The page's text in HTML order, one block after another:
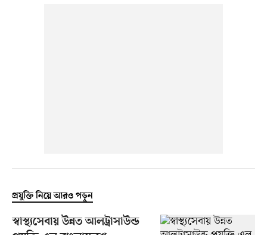
প্রযুক্তি নিয়ে আরও পড়ুন
স্বাস্থ্যসেবায় উন্নত আলট্রাসাউন্ড